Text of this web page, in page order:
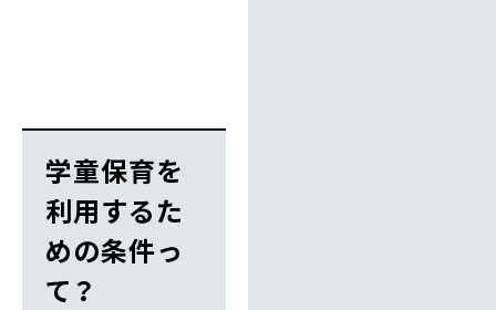
学童保育を
利用するた
めの条件っ
て？